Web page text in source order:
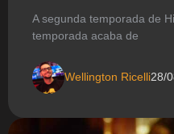
A segunda temporada de
temporada acaba de
Wellington Ricelli28/